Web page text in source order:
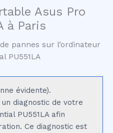
Asus Pro
à Paris
pannes sur l’ordinateur
PU551LA
évidente).
diagnostic de votre
PU551LA afin
Ce diagnostic est